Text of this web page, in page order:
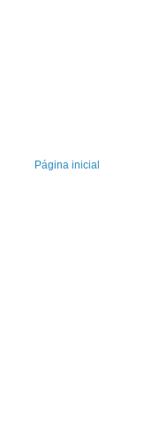
Página inicial